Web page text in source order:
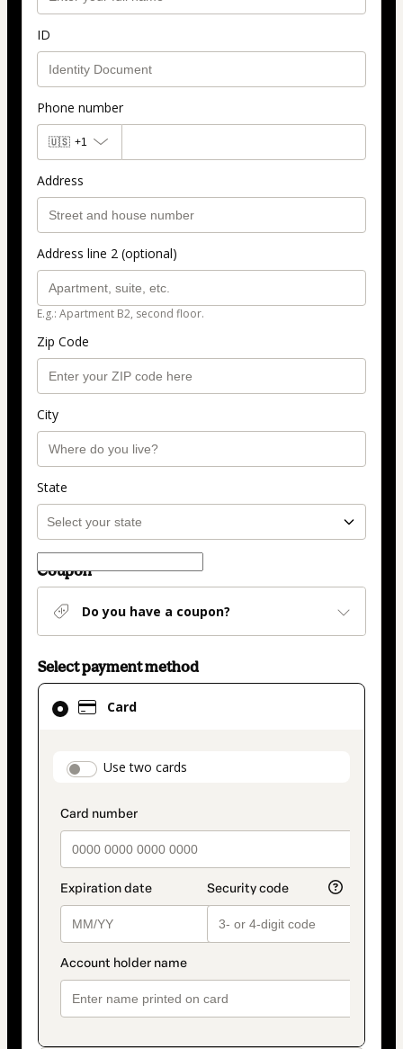
ID
Phone number
🇺🇸 +1
Address
Address line 2 (optional)
E.g.: Apartment B2, second floor.
Zip Code
City
State
Coupon
Do you have a coupon?
Select payment method
Card
payment_data.section_title_v2
Use two cards
Card
selected
method